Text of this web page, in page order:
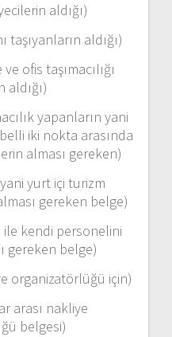
aldığı)
taşıyanların aldığı)
ofis taşımacılığı
aldığı)
yapanların yani
iki nokta arasında
alması gereken)
yurt içi turizm
gereken belge)
ile kendi personelini
gereken belge)
organizatörlüğü için)
arası nakliye
belgesi)